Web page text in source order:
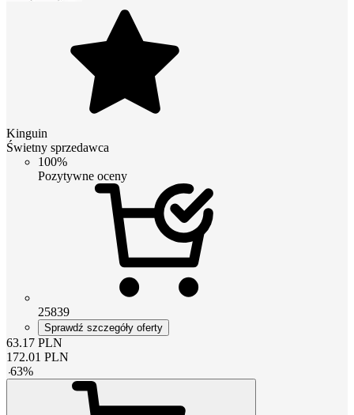
Kinguin
Świetny sprzedawca
100%
Pozytywne oceny
25839
Sprawdź szczegóły oferty
63.17 PLN
172.01 PLN
-63%